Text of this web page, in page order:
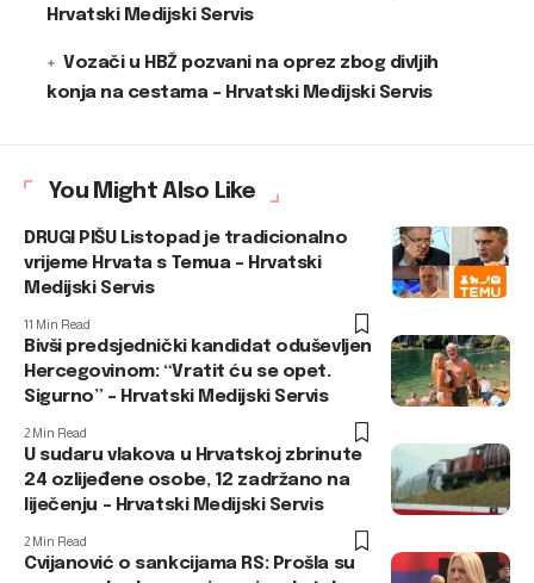
Hrvatski Medijski Servis
Vozači u HBŽ pozvani na oprez zbog divljih
konja na cestama – Hrvatski Medijski Servis
You Might Also Like
DRUGI PIŠU Listopad je tradicionalno
vrijeme Hrvata s Temua – Hrvatski
Medijski Servis
11 Min Read
Bivši predsjednički kandidat oduševljen
Hercegovinom: “Vratit ću se opet.
Sigurno” – Hrvatski Medijski Servis
2 Min Read
U sudaru vlakova u Hrvatskoj zbrinute
24 ozlijeđene osobe, 12 zadržano na
liječenju – Hrvatski Medijski Servis
2 Min Read
Cvijanović o sankcijama RS: Prošla su